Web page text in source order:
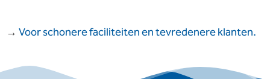
→ Voor schonere faciliteiten en tevredenere klanten.